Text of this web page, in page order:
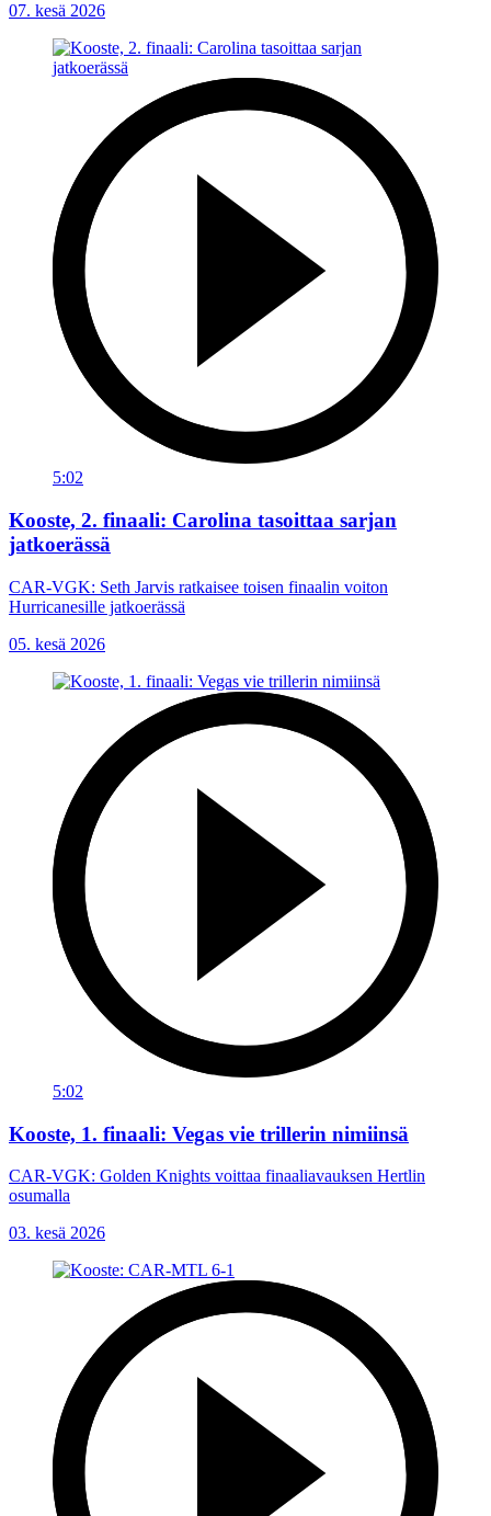
07. kesä 2026
5:02
Kooste, 2. finaali: Carolina tasoittaa sarjan
jatkoerässä
CAR-VGK: Seth Jarvis ratkaisee toisen finaalin voiton
Hurricanesille jatkoerässä
05. kesä 2026
5:02
Kooste, 1. finaali: Vegas vie trillerin nimiinsä
CAR-VGK: Golden Knights voittaa finaaliavauksen Hertlin
osumalla
03. kesä 2026